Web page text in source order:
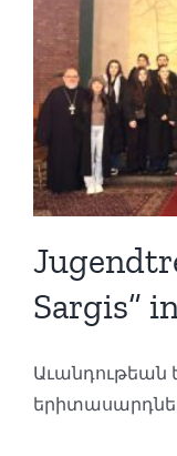
Sargis“
Աւանդութեան